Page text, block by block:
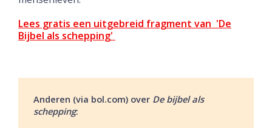
Lees gratis een uitgebreid fragment van 'De
Bijbel als schepping'
Anderen (via bol.com) over De bijbel als
schepping: